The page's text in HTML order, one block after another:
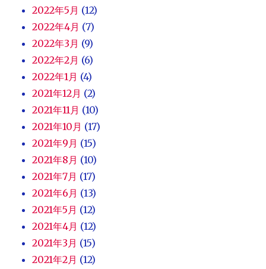
2022年5月 (12)
2022年4月 (7)
2022年3月 (9)
2022年2月 (6)
2022年1月 (4)
2021年12月 (2)
2021年11月 (10)
2021年10月 (17)
2021年9月 (15)
2021年8月 (10)
2021年7月 (17)
2021年6月 (13)
2021年5月 (12)
2021年4月 (12)
2021年3月 (15)
2021年2月 (12)